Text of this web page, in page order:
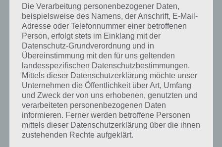
wählen, denn hier gibt es die höchsten Gelder und auch die höchste
Wahrscheinlichkeit an die Baupläne zu gelangen.
In Dead Trigger 2 gibt es verschiedene Arten von Missionen, die wir
nachfolgend mal kurz auflisten wollen.
Arten von Dead Trigger 2 Missionen
Damit es in Dead Trigger 2 nie langweilig wird, gibt es verschiedene
Missionen zu erledigen. In den meisten Fälle geht es nach dem
Prinzip: Gehe dort hin, aktiviere dort etwas und gehe dorthin. Auf
dem Weg natürlich zahlreiche Zombies töten, um so an weitere
Gelder und Munition zu gelangen.
Die Verarbeitung personenbezogener Daten,
beispielsweise des Namens, der Anschrift, E-Mail-
Adresse oder Telefonnummer einer betroffenen
Person, erfolgt stets im Einklang mit der
Datenschutz-Grundverordnung und in
Übereinstimmung mit den für uns geltenden
landesspezifischen Datenschutzbestimmungen.
Mittels dieser Datenschutzerklärung möchte unser
Unternehmen die Öffentlichkeit über Art, Umfang
und Zweck der von uns erhobenen, genutzten und
verarbeiteten personenbezogenen Daten
informieren. Ferner werden betroffene Personen
mittels dieser Datenschutzerklärung über die ihnen
zustehenden Rechte aufgeklärt.